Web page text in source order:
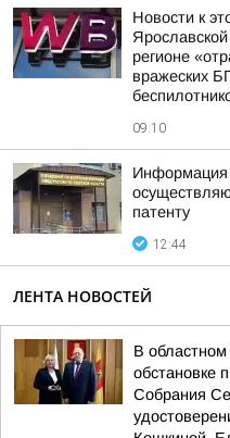
Новости к
регионе
вражеских
09:10
Информация
патенту
12:44
ЛЕНТА НОВОСТЕЙ
В
обстановке
Собрания